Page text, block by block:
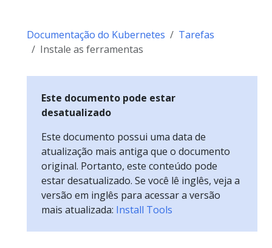
Documentação do Kubernetes
Tarefas
Instale as ferramentas
Este documento pode estar
desatualizado
Este documento possui uma data de
atualização mais antiga que o documento
original. Portanto, este conteúdo pode
estar desatualizado. Se você lê inglês, veja a
versão em inglês para acessar a versão
mais atualizada: Install Tools